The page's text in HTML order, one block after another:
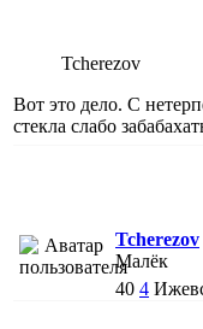
Tcherezov
Вот это дело. С
стекла слабо
Tcherezov
Малёк
40 4